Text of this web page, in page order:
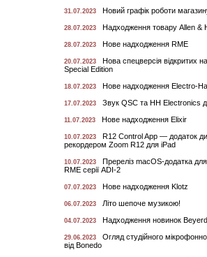
31.07.2023 Новий графік роботи
28.07.2023 Надходження товару Allen &
28.07.2023 Нове надходження RME
20.07.2023
Нова спецверсія відкритих
Special Edition
18.07.2023 Нове надходження Electro-
17.07.2023 Звук QSC та HH Electronics
11.07.2023 Нове надходження Elixir
10.07.2023
R12 Control App — додаток
рекордером Zoom R12 для iPad
10.07.2023
Пререліз macOS-додатка
RME серії ADI-2
07.07.2023 Нове надходження Klotz
06.07.2023 Літо шепоче музикою!
04.07.2023 Надходження новинок
29.06.2023
Огляд студійного
від Bonedo